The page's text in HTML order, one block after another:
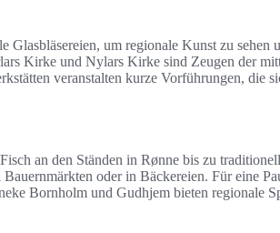
Glasbläsereien, um regionale Kunst zu sehen
Kirke und Nylars Kirke sind Zeugen der
veranstalten kurze Vorführungen, die
an den Ständen in Rønne bis zu
oder in Bäckereien. Für eine
Bornholm und Gudhjem bieten regionale